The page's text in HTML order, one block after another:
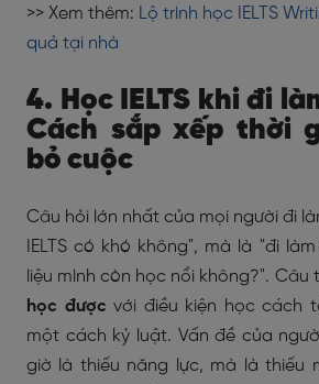
>> Xem thêm: Lộ trình học IELTS
quả tại nhà
4. Học IELTS khi đi
Cách sắp xếp thời
bỏ cuộc
Câu hỏi lớn nhất của mọi người đi
IELTS có khó không", mà là "đi
liệu mình còn học nổi không?". Câu
học được với điều kiện học cách
một cách kỷ luật. Vấn đề của
giờ là thiếu năng lực, mà là thiếu